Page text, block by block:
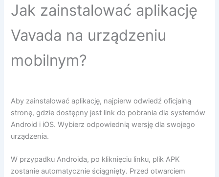
Jak zainstalować aplikację
Vavada na urządzeniu
mobilnym?
Aby zainstalować aplikację, najpierw odwiedź oficjalną
stronę, gdzie dostępny jest link do pobrania dla systemów
Android i iOS. Wybierz odpowiednią wersję dla swojego
urządzenia.
W przypadku Androida, po kliknięciu linku, plik APK
zostanie automatycznie ściągnięty. Przed otwarciem